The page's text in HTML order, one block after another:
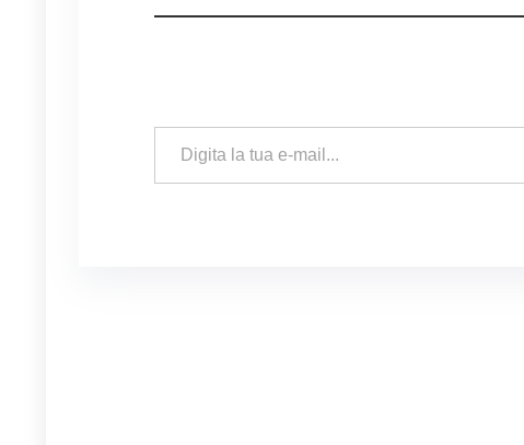
Digita la tua e-mail...